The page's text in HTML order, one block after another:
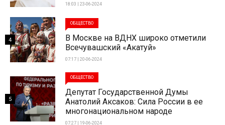
18:03 | 23-06-2024
ОБЩЕСТВО
В Москве на ВДНХ широко отметили
Всечувашский «Акатуй»
07:17 | 20-06-2024
4
ОБЩЕСТВО
Депутат Государственной Думы
Анатолий Аксаков: Сила России в ее
многонациональном народе
07:27 | 19-06-2024
5